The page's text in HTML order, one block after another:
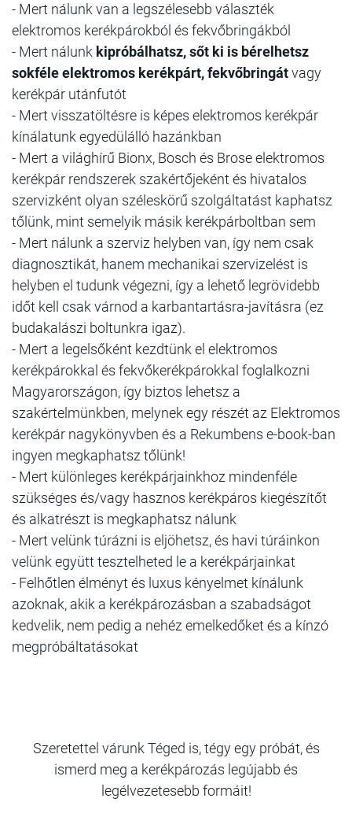
- Mert nálunk van a legszélesebb választék
elektromos kerékpárokból és fekvőbringákból
- Mert nálunk kipróbálhatsz, sőt ki is bérelhetsz
sokféle elektromos kerékpárt, fekvőbringátvagy
kerékpár utánfutót
- Mert visszatöltésre is képes elektromos kerékpár
kínálatunk egyedülálló hazánkban
- Mert a világhírű Bionx, Bosch és Brose elektromos
kerékpár rendszerek szakértőjeként és hivatalos
szervizként olyan széleskörű szolgáltatást kaphatsz
tőlünk, mint semelyik másik kerékpárboltban sem
- Mert nálunk a szerviz helyben van, így nem csak
diagnosztikát, hanem mechanikai szervizelést is
helyben el tudunk végezni, így a lehető legrövidebb
időt kell csak várnod a karbantartásra-javításra (ez
budakalászi boltunkra igaz).
- Mert a legelsőként kezdtünk el elektromos
kerékpárokkal és fekvőkerékpárokkal foglalkozni
Magyarországon, így biztos lehetsz a
szakértelmünkben, melynek egy részét az Elektromos
kerékpár nagykönyvben és a Rekumbens e-book-ban
ingyen megkaphatsz tőlünk!
- Mert különleges kerékpárjainkhoz mindenféle
szükséges és/vagy hasznos kerékpáros kiegészítőt
és alkatrészt is megkaphatsz nálunk
- Mert velünk túrázni is eljöhetsz, és havi túráinkon
velünk együtt tesztelheted le a kerékpárjainkat
- Felhőtlen élményt és luxus kényelmet kínálunk
azoknak, akik a kerékpározásban a szabadságot
kedvelik, nem pedig a nehéz emelkedőket és a kínzó
megpróbáltatásokat
Szeretettel várunk Téged is, tégy egy próbát, és
ismerd meg a kerékpározás legújabb és
legélvezetesebb formáit!